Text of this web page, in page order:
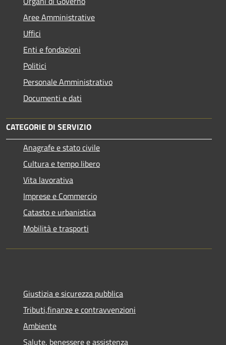
Aree Amministrative
Uffici
Enti e fondazioni
Politici
Personale Amministrativo
Documenti e dati
CATEGORIE DI SERVIZIO
Anagrafe e stato civile
Cultura e tempo libero
Vita lavorativa
Imprese e Commercio
Catasto e urbanistica
Mobilità e trasporti
Giustizia e sicurezza pubblica
Tributi,finanze e contravvenzioni
Ambiente
Salute, benessere e assistenza